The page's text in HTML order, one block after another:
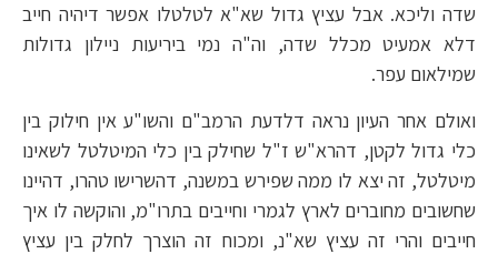
שדה וליכא. אבל עציץ גדול שא"א לטלטלו אפשר דיהיה חייב
דלא אמעיט מכלל שדה, וה"ה נמי ביריעות ניילון גדולות
שמילאום עפר.
ואולם אחר העיון נראה דלדעת הרמב"ם והשו"ע אין חילוק בין
כלי גדול לקטן, דהרא"ש ז"ל שחילק בין כלי המיטלטל לשאינו
מיטלטל, זה יצא לו ממה שפירש במשנה, דהשרישו טהרו, דהיינו
שחשובים מחוברים לארץ לגמרי וחייבים בתרו"מ, והוקשה לו איך
חייבים והרי זה עציץ שא"נ, ומכוח זה הוצרך לחלק בין עציץ